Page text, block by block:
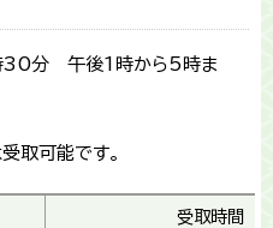
30分 午後1時から5時ま
取可能です。
受取時間